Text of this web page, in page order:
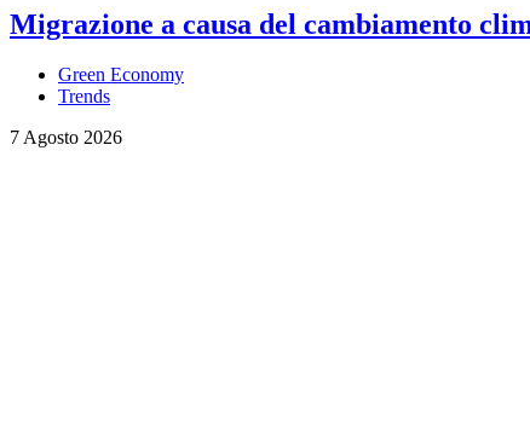
Migrazione a causa del cambiamento
Green Economy
Trends
7 Agosto 2026